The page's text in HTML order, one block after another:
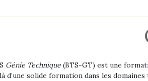
Génie Technique (BTS-GT) est une
d’une solide formation dans les